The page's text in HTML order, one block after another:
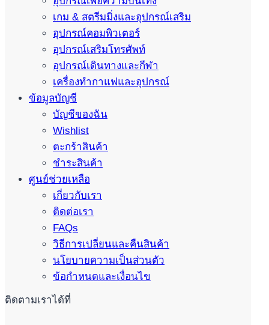
เกม & สตรีมมิ่งและอุปกรณ์เสริม
อุปกรณ์คอมพิวเตอร์
อุปกรณ์เสริมโทรศัพท์
อุปกรณ์เดินทางและกีฬา
เครื่องทำกาแฟและอุปกรณ์
ข้อมูลบัญชี
บัญชีของฉัน
Wishlist
ตะกร้าสินค้า
ชำระสินค้า
ศูนย์ช่วยเหลือ
เกี่ยวกับเรา
ติดต่อเรา
FAQs
วิธีการเปลี่ยนและคืนสินค้า
นโยบายความเป็นส่วนตัว
ข้อกำหนดและเงื่อนไข
ติดตามเราได้ที่